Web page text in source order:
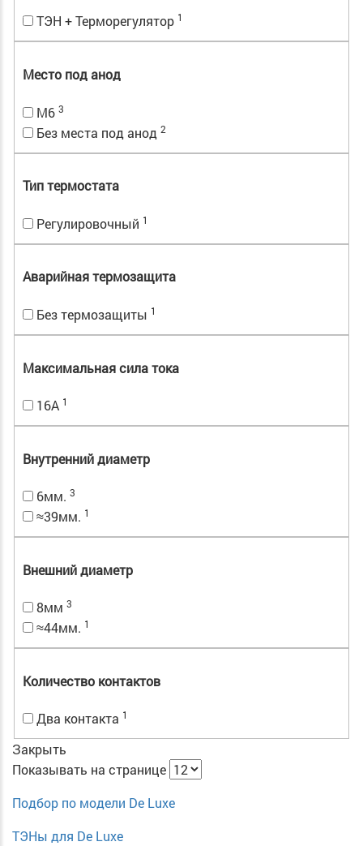
ТЭН + Терморегулятор 1
Место под анод
M6 3
Без места под анод 2
Тип термостата
Регулировочный 1
Аварийная термозащита
Без термозащиты 1
Максимальная сила тока
16А 1
Внутренний диаметр
6мм. 3
≈39мм. 1
Внешний диаметр
8мм 3
≈44мм. 1
Количество контактов
Два контакта 1
Закрыть
Показывать на странице
Подбор по модели De Luxe
ТЭНы для De Luxe